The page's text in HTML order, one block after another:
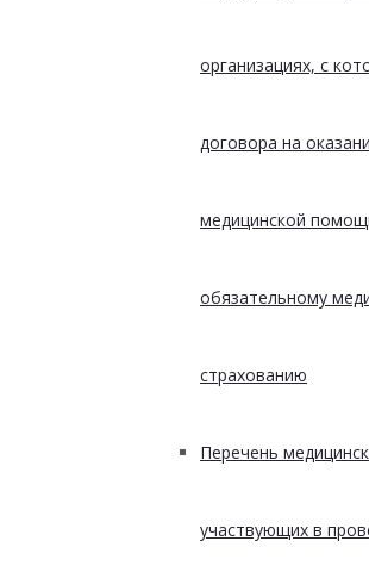
организациях, с
договора на
медицинской
обязательному
страхованию
Перечень
участвующих в